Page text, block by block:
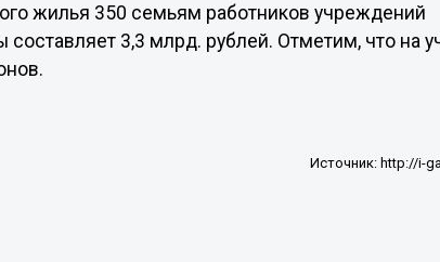
жилья 350 семьям работников учреждений
3,3 млрд. рублей. Отметим, что на
Источник: http://i-